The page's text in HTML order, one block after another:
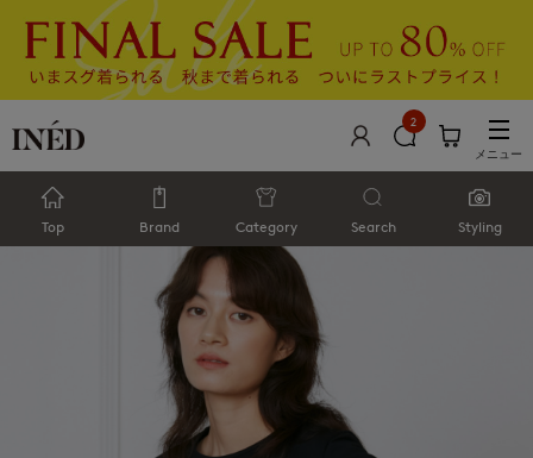
2
メニュー
Top Brand Category Search Styling